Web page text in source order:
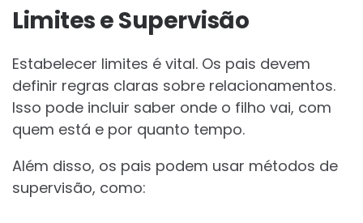
Limites e Supervisão
Estabelecer limites é vital. Os pais devem
definir regras claras sobre relacionamentos.
Isso pode incluir saber onde o filho vai, com
quem está e por quanto tempo.
Além disso, os pais podem usar métodos de
supervisão, como: